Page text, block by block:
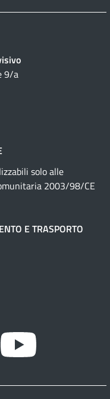
9/a
solo alle
2003/98/CE
E TRASPORTO
Twitter